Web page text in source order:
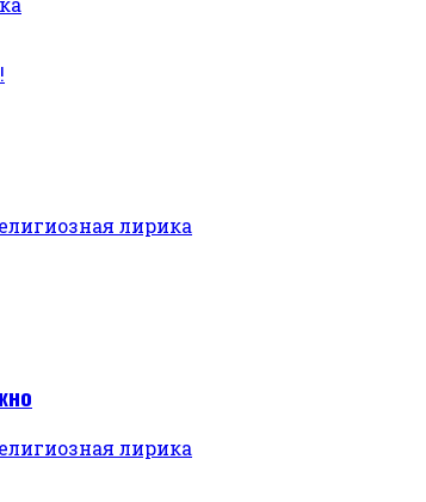
лирика
лирика